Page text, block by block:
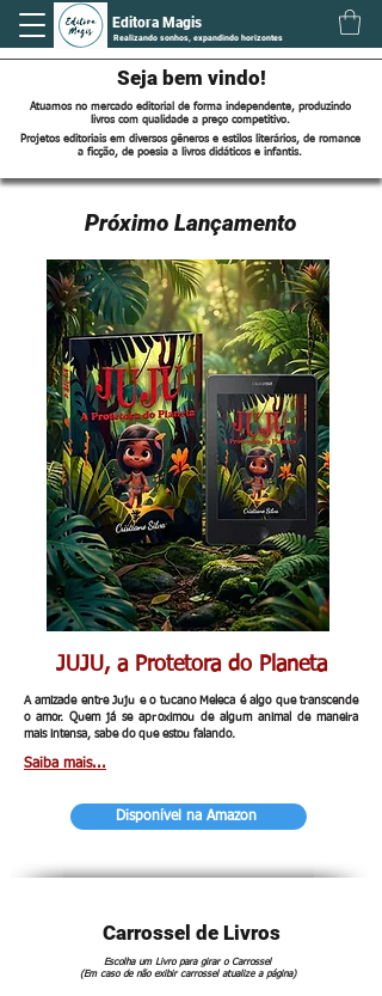
Realizando sonhos, expandindo horizontes
Editora Magis
Seja bem vindo!
Atuamos no mercado editorial de forma independente, produzindo
livros com qualidade a preço competitivo.
Projetos editoriais em diversos gêneros e estilos literários, de romance
a ficção, de poesia a livros didáticos e infantis.
Próximo Lançamento
JUJU, a Protetora do Planeta
A amizade entre Juju e o tucano Meleca é algo que transcende
o amor. Quem já se aproximou de algum animal de maneira
mais intensa, sabe do que estou falando.
Saiba mais...
Disponível na Amazon
Carrossel de Livros
Escolha um Livro para girar o Carrossel
(Em caso de não exibir carrossel atualize a página)